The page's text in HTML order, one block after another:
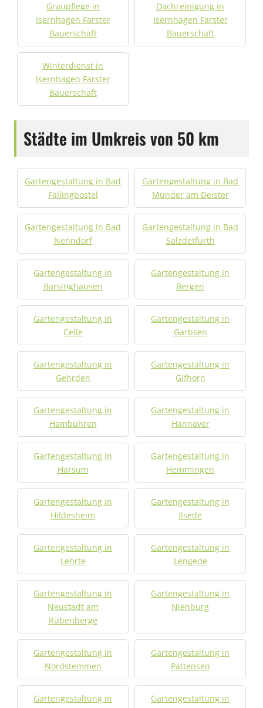
Graupflege in
Isernhagen Farster
Bauerschaft
Dachreinigung in
Isernhagen Farster
Bauerschaft
Winterdienst in
Isernhagen Farster
Bauerschaft
Städte im Umkreis von 50 km
Gartengestaltung in Bad
Fallingbostel
Gartengestaltung in Bad
Münder am Deister
Gartengestaltung in Bad
Nenndorf
Gartengestaltung in Bad
Salzdetfurth
Gartengestaltung in
Barsinghausen
Gartengestaltung in
Bergen
Gartengestaltung in
Celle
Gartengestaltung in
Garbsen
Gartengestaltung in
Gehrden
Gartengestaltung in
Gifhorn
Gartengestaltung in
Hambühren
Gartengestaltung in
Hannover
Gartengestaltung in
Harsum
Gartengestaltung in
Hemmingen
Gartengestaltung in
Hildesheim
Gartengestaltung in
Ilsede
Gartengestaltung in
Lehrte
Gartengestaltung in
Lengede
Gartengestaltung in
Neustadt am
Rübenberge
Gartengestaltung in
Nienburg
Gartengestaltung in
Nordstemmen
Gartengestaltung in
Pattensen
Gartengestaltung in
Gartengestaltung in